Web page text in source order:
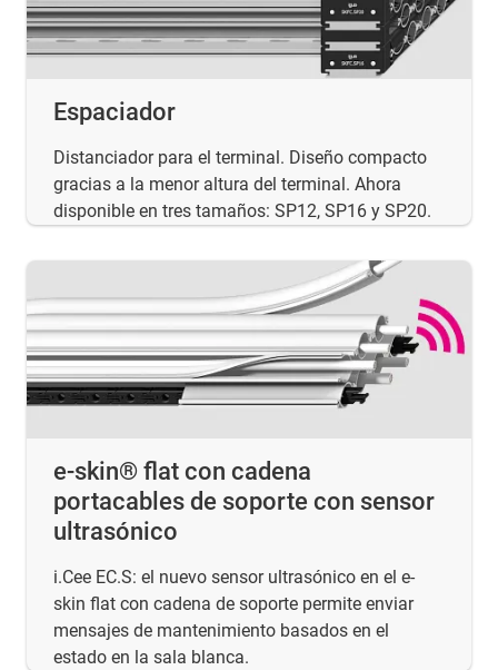
Espaciador
Distanciador para el terminal. Diseño compacto
gracias a la menor altura del terminal. Ahora
disponible en tres tamaños: SP12, SP16 y SP20.
e-skin® flat con cadena
portacables de soporte con sensor
ultrasónico
i.Cee EC.S: el nuevo sensor ultrasónico en el e-
skin flat con cadena de soporte permite enviar
mensajes de mantenimiento basados en el
estado en la sala blanca.